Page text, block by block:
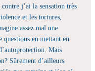
j’ai la sensation très
et les tortures,
assez mal une
questions en mettant en
Mais
Sûrement d’ailleurs